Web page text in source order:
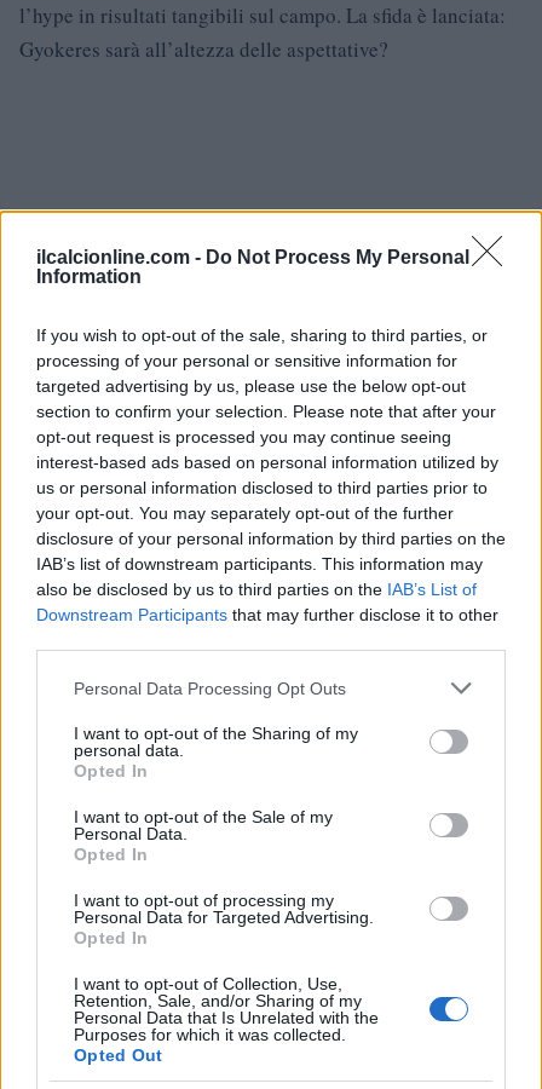
ilcalcionline.com - Do Not Process My Personal
Information
If you wish to opt-out of the sale, sharing to third parties, or
processing of your personal or sensitive information for
targeted advertising by us, please use the below opt-out
section to confirm your selection. Please note that after your
opt-out request is processed you may continue seeing
interest-based ads based on personal information utilized by
us or personal information disclosed to third parties prior to
your opt-out. You may separately opt-out of the further
disclosure of your personal information by third parties on the
IAB’s list of downstream participants. This information may
also be disclosed by us to third parties on the IAB’s List of
Downstream Participants that may further disclose it to other
Please note that this website/app uses one or more Google
not limited to your visit or usage behaviour. You may click to
grant or deny consent to Google and its third-party tags to
use your data for below specified purposes in below Google
consent section.
Personal Data Processing Opt Outs
I want to opt-out of the Sharing of my
personal data.
Opted In
I want to opt-out of the Sale of my
Personal Data.
Opted In
I want to opt-out of processing my
Personal Data for Targeted Advertising.
Opted In
I want to opt-out of Collection, Use,
Retention, Sale, and/or Sharing of my
Personal Data that Is Unrelated with the
Purposes for which it was collected.
Opted Out
l’hype in risultati tangibili sul campo. La sfida è lanciata:
Gyokeres sarà all’altezza delle aspettative?
AUTORE
AiAdhubMedia